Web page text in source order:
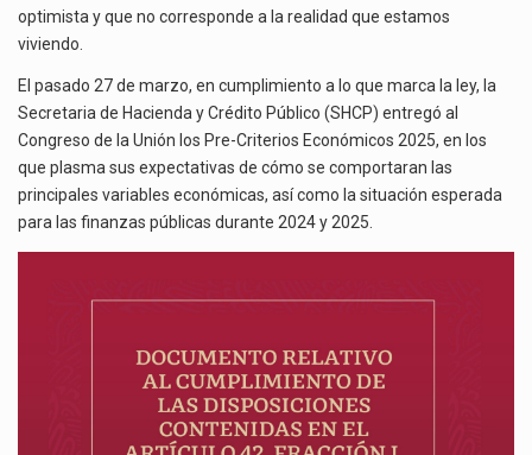
optimista y que no corresponde a la realidad que estamos
viviendo.
El pasado 27 de marzo, en cumplimiento a lo que marca la ley, la
Secretaria de Hacienda y Crédito Público (SHCP) entregó al
Congreso de la Unión los Pre-Criterios Económicos 2025, en los
que plasma sus expectativas de cómo se comportaran las
principales variables económicas, así como la situación esperada
para las finanzas públicas durante 2024 y 2025.